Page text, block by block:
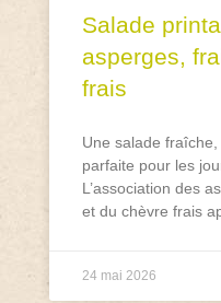
Salade
asperges,
frais
Une salade fraîche,
parfaite pour les
L’association des
et du chèvre frais
24 mai 2026